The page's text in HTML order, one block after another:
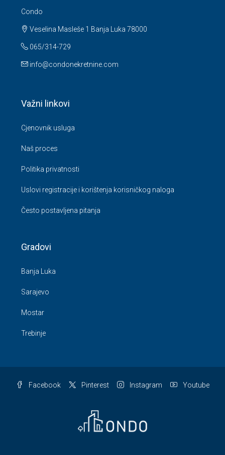
Condo
Veselina Masleše 1 Banja Luka 78000
065/314-729
info@condonekretnine.com
Važni linkovi
Cjenovnik usluga
Naš proces
Politika privatnosti
Uslovi registracije i korištenja korisničkog naloga
Često postavljena pitanja
Gradovi
Banja Luka
Sarajevo
Mostar
Trebinje
Facebook Pinterest Instagram Youtube